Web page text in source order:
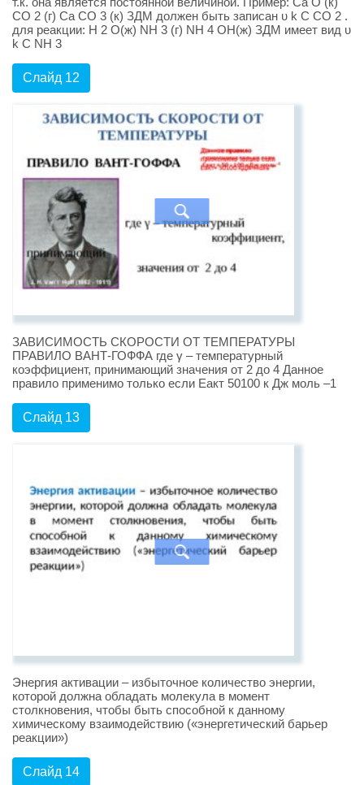
СО 2 (г) Са СО 3 (к) ЗДМ должен быть записан υ k С СО 2 .
для реакции: H 2 O(ж) NH 3 (г) NH 4 OH(ж) ЗДМ имеет вид υ
k С NH 3
Слайд 12
ЗАВИСИМОСТЬ СКОРОСТИ ОТ ТЕМПЕРАТУРЫ
ПРАВИЛО ВАНТ-ГОФФА где γ – температурный
коэффициент, принимающий значения от 2 до 4 Данное
правило применимо только если Eaкт 50100 к Дж моль –1
Слайд 13
Энергия активации – избыточное количество энергии,
которой должна обладать молекула в момент
столкновения, чтобы быть способной к данному
химическому взаимодействию («энергетический барьер
реакции»)
Слайд 14